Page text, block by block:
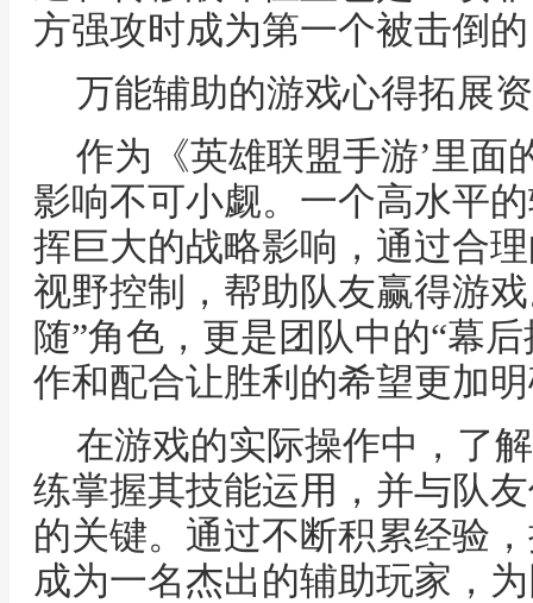
方强攻时成为第一个被击倒
万能辅助的游戏心得拓展
作为《英雄联盟手游’里面
影响不可小觑。一个高水平
挥巨大的战略影响，通过合
视野控制，帮助队友赢得游
随”角色，更是团队中的“幕
作和配合让胜利的希望更加
在游戏的实际操作中，了
练掌握其技能运用，并与队
的关键。通过不断积累经验
成为一名杰出的辅助玩家，